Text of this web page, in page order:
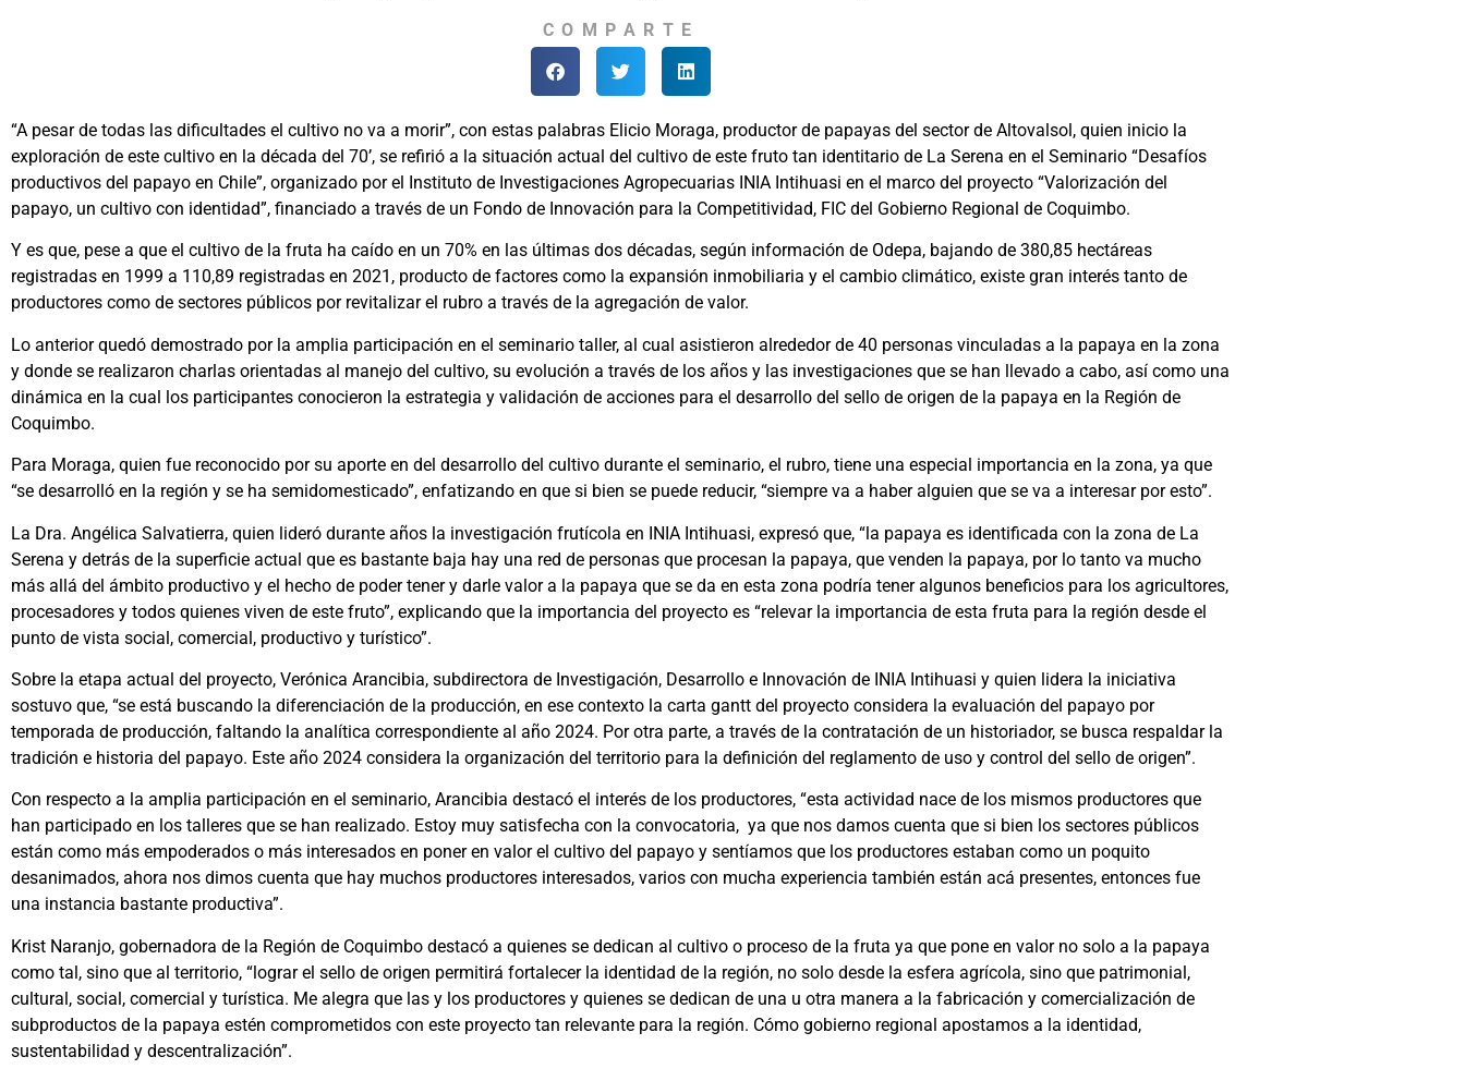
COMPARTE
“A pesar de todas las dificultades el cultivo no va a morir”, con estas palabras Elicio Moraga, productor de papayas del sector de Altovalsol, quien inicio la
exploración de este cultivo en la década del 70’, se refirió a la situación actual del cultivo de este fruto tan identitario de La Serena en el Seminario “Desafíos
productivos del papayo en Chile”, organizado por el Instituto de Investigaciones Agropecuarias INIA Intihuasi en el marco del proyecto “Valorización del
papayo, un cultivo con identidad”, financiado a través de un Fondo de Innovación para la Competitividad, FIC del Gobierno Regional de Coquimbo.
Y es que, pese a que el cultivo de la fruta ha caído en un 70% en las últimas dos décadas, según información de Odepa, bajando de 380,85 hectáreas
registradas en 1999 a 110,89 registradas en 2021, producto de factores como la expansión inmobiliaria y el cambio climático, existe gran interés tanto de
productores como de sectores públicos por revitalizar el rubro a través de la agregación de valor.
Lo anterior quedó demostrado por la amplia participación en el seminario taller, al cual asistieron alrededor de 40 personas vinculadas a la papaya en la zona
y donde se realizaron charlas orientadas al manejo del cultivo, su evolución a través de los años y las investigaciones que se han llevado a cabo, así como una
dinámica en la cual los participantes conocieron la estrategia y validación de acciones para el desarrollo del sello de origen de la papaya en la Región de
Coquimbo.
Para Moraga, quien fue reconocido por su aporte en del desarrollo del cultivo durante el seminario, el rubro, tiene una especial importancia en la zona, ya que
“se desarrolló en la región y se ha semidomesticado”, enfatizando en que si bien se puede reducir, “siempre va a haber alguien que se va a interesar por esto”.
La Dra. Angélica Salvatierra, quien lideró durante años la investigación frutícola en INIA Intihuasi, expresó que, “la papaya es identificada con la zona de La
Serena y detrás de la superficie actual que es bastante baja hay una red de personas que procesan la papaya, que venden la papaya, por lo tanto va mucho
más allá del ámbito productivo y el hecho de poder tener y darle valor a la papaya que se da en esta zona podría tener algunos beneficios para los agricultores,
procesadores y todos quienes viven de este fruto”, explicando que la importancia del proyecto es “relevar la importancia de esta fruta para la región desde el
punto de vista social, comercial, productivo y turístico”.
Sobre la etapa actual del proyecto, Verónica Arancibia, subdirectora de Investigación, Desarrollo e Innovación de INIA Intihuasi y quien lidera la iniciativa
sostuvo que, “se está buscando la diferenciación de la producción, en ese contexto la carta gantt del proyecto considera la evaluación del papayo por
temporada de producción, faltando la analítica correspondiente al año 2024. Por otra parte, a través de la contratación de un historiador, se busca respaldar la
tradición e historia del papayo. Este año 2024 considera la organización del territorio para la definición del reglamento de uso y control del sello de origen”.
Con respecto a la amplia participación en el seminario, Arancibia destacó el interés de los productores, “esta actividad nace de los mismos productores que
han participado en los talleres que se han realizado. Estoy muy satisfecha con la convocatoria, ya que nos damos cuenta que si bien los sectores públicos
están como más empoderados o más interesados en poner en valor el cultivo del papayo y sentíamos que los productores estaban como un poquito
desanimados, ahora nos dimos cuenta que hay muchos productores interesados, varios con mucha experiencia también están acá presentes, entonces fue
una instancia bastante productiva”.
Krist Naranjo, gobernadora de la Región de Coquimbo destacó a quienes se dedican al cultivo o proceso de la fruta ya que pone en valor no solo a la papaya
como tal, sino que al territorio, “lograr el sello de origen permitirá fortalecer la identidad de la región, no solo desde la esfera agrícola, sino que patrimonial,
cultural, social, comercial y turística. Me alegra que las y los productores y quienes se dedican de una u otra manera a la fabricación y comercialización de
subproductos de la papaya estén comprometidos con este proyecto tan relevante para la región. Cómo gobierno regional apostamos a la identidad,
sustentabilidad y descentralización”.